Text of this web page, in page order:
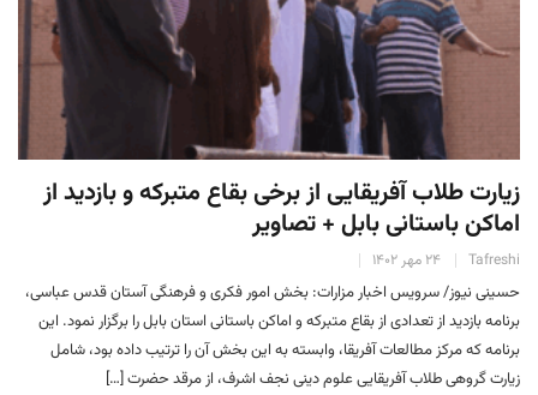
زیارت طلاب آفریقایی از برخی بقاع متبرکه و بازدید از
اماکن باستانی بابل + تصاویر
Tafreshi ۲۴ مهر ۱۴۰۲
حسینی نیوز/ سرویس اخبار مزارات: بخش امور فکری و فرهنگی آستان قدس عباسی،
برنامه بازدید از تعدادی از بقاع متبرکه و اماکن باستانی استان بابل را برگزار نمود. این
برنامه که مرکز مطالعات آفریقا، وابسته به این بخش آن را ترتیب داده بود، شامل
زیارت گروهی طلاب آفریقایی علوم دینی نجف اشرف، از مرقد حضرت […]